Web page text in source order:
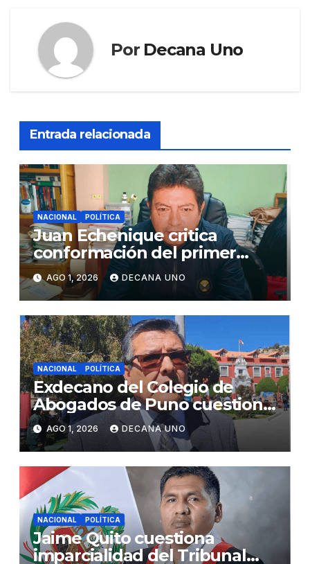
Por Decana Uno
Entrada relacionada
NACIONAL POLÍTICA
Juan Echenique critica
conformación del primer
gabinete ministerial de Keiko
Fujimori
AGO 1, 2026 DECANA UNO
NACIONAL POLÍTICA
Exdecano del Colegio de
Abogados de Puno cuestiona
propuestas sobre seguridad
ciudadana
AGO 1, 2026 DECANA UNO
NACIONAL POLÍTICA
Jaime Quito cuestiona
imparcialidad del Tribunal